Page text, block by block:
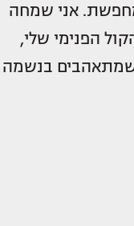
אני שמחה
הפנימי שלי,
שמתאהבים בנשמה